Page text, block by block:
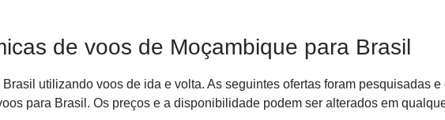
de voos de Moçambique para Brasil
utilizando voos de ida e volta. As seguintes ofertas foram pesquisadas
para Brasil. Os preços e a disponibilidade podem ser alterados em